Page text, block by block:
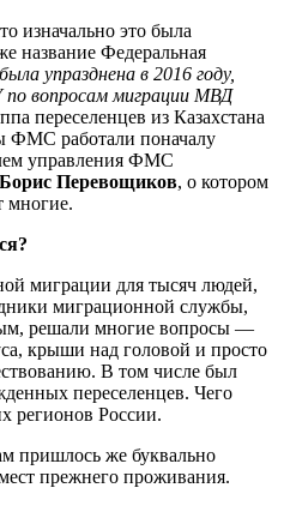
изначально это была
название Федеральная
упразднена в 2016 году,
по вопросам миграции МВД
переселенцев из Казахстана
ФМС работали поначалу
управления ФМС
Борис Перевощиков, о котором
многие.
миграции для тысяч людей,
миграционной службы,
решали многие вопросы —
крыши над головой и просто
В том числе был
переселенцев. Чего
регионов России.
пришлось же буквально
прежнего проживания.